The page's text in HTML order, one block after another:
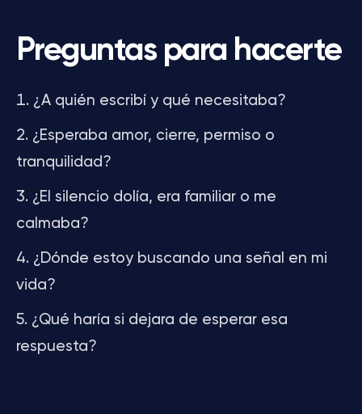
Preguntas para hacerte
¿A quién escribí y qué necesitaba?
¿Esperaba amor, cierre, permiso o
tranquilidad?
¿El silencio dolía, era familiar o me
calmaba?
¿Dónde estoy buscando una señal en mi
vida?
¿Qué haría si dejara de esperar esa
respuesta?